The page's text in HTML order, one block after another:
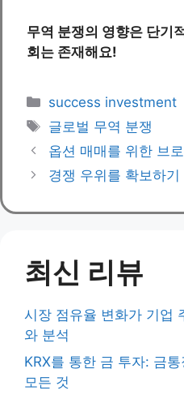
무역 분쟁의 영향은 단기
회는 존재해요!
Categories
success investment
Tags
글로벌 무역 분쟁
옵션 매매를 위한 브
경쟁 우위를 확보하
최신 리뷰
시장 점유율 변화가 기업
와 분석
KRX를 통한 금 투자: 금
모든 것